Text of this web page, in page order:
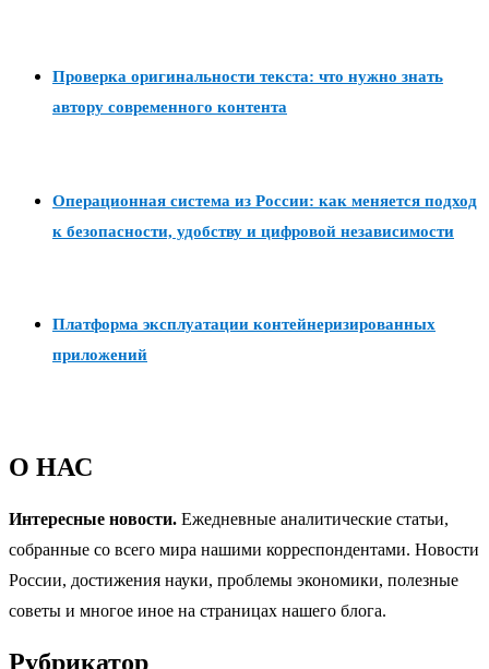
Проверка оригинальности текста: что нужно знать
автору современного контента
Операционная система из России: как меняется подход
к безопасности, удобству и цифровой независимости
Платформа эксплуатации контейнеризированных
приложений
О НАС
Интересные новости. Ежедневные аналитические статьи,
собранные со всего мира нашими корреспондентами. Новости
России, достижения науки, проблемы экономики, полезные
советы и многое иное на страницах нашего блога.
Рубрикатор